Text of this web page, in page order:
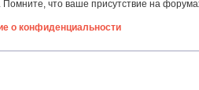
что ваше присутствие на
о конфиденциальности